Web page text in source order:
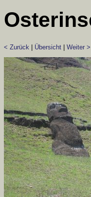
< Zurück Übersicht Weiter >